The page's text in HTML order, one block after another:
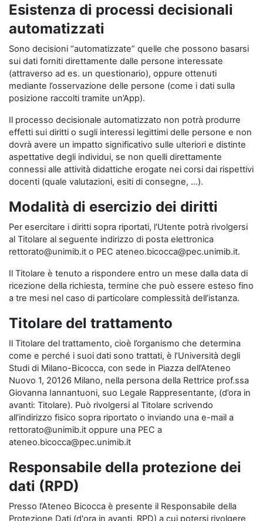
Esistenza di processi decisionali
automatizzati
Sono decisioni “automatizzate” quelle che possono basarsi
sui dati forniti direttamente dalle persone interessate
(attraverso ad es. un questionario), oppure ottenuti
mediante l’osservazione delle persone (come i dati sulla
posizione raccolti tramite un’App).
Il processo decisionale automatizzato non potrà produrre
effetti sui diritti o sugli interessi legittimi delle persone e non
dovrà avere un impatto significativo sulle ulteriori e distinte
aspettative degli individui, se non quelli direttamente
connessi alle attività didattiche erogate nei corsi dai rispettivi
docenti (quale valutazioni, esiti di consegne, …).
Modalità di esercizio dei diritti
Per esercitare i diritti sopra riportati, l'Utente potrà rivolgersi
al Titolare al seguente indirizzo di posta elettronica
rettorato@unimib.it o PEC ateneo.bicocca@pec.unimib.it.
Il Titolare è tenuto a rispondere entro un mese dalla data di
ricezione della richiesta, termine che può essere esteso fino
a tre mesi nel caso di particolare complessità dell’istanza.
Titolare del trattamento
Il Titolare del trattamento, cioè l’organismo che determina
come e perché i suoi dati sono trattati, è l’Università degli
Studi di Milano-Bicocca, con sede in Piazza dell’Ateneo
Nuovo 1, 20126 Milano, nella persona della Rettrice prof.ssa
Giovanna Iannantuoni, suo Legale Rappresentante, (d’ora in
avanti: Titolare). Può rivolgersi al Titolare scrivendo
all’indirizzo fisico sopra riportato o inviando una e-mail a
rettorato@unimib.it oppure una PEC a
ateneo.bicocca@pec.unimib.it
Responsabile della protezione dei
dati (RPD)
Presso l’Ateneo Bicocca è presente il Responsabile della
Protezione Dati (d'ora in avanti, RPD) a cui potersi rivolgere